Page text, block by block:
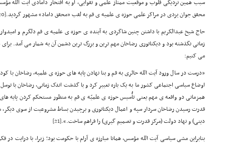
سبب همین نزدیکی قلوب و موقعیت ممتاز علمی و تقوایی، او به افتخار دامادی آیت الله
محقق جوان یزدی در مراکز علمی حوزه ی علمیه ی قم به لقب «محقق داماد» مشهور گردید.[20]
حاج شیخ عبدالکریم با داشتن چنین شاگردی به آینده ی حوزه ی علمیه ی قم دلگرم و
زمانی نگذشته بود و دیکتاتوری رضاخان مهم ترین و بزرگ ترین دشمن آن به شمار می آمد. برای
می کنیم:
«درست در سال ورود آیت الله حائری به قم و بنا نهادن پایه های حوزه ی علمیه، رضاخان با
اوضاع سیاسی اجتماعی کشور ما به یک باره تغییر کرد و با گذشت اندک زمانی، رضاخان با
همزمانی دو واقعه ی مهم یعنی تأُسیس حوزه ی علمیّه ی قم به منظور مستحکم کردن پایه
قدرت رسیدن رضاخان سردار سپه و اعمال دیکتاتوری و برچیدن بساط مشروعیت از سوی دیگر،
دینی) و نهاد دولت (مرکز قدرت و تصمیم گیری) را فراهم ساخت.».[21]
بنابراین مشی سیاسی آیت الله مؤسس، همانا مبارزه ی آرام با حکومت بود؛ زیرا، با درایت